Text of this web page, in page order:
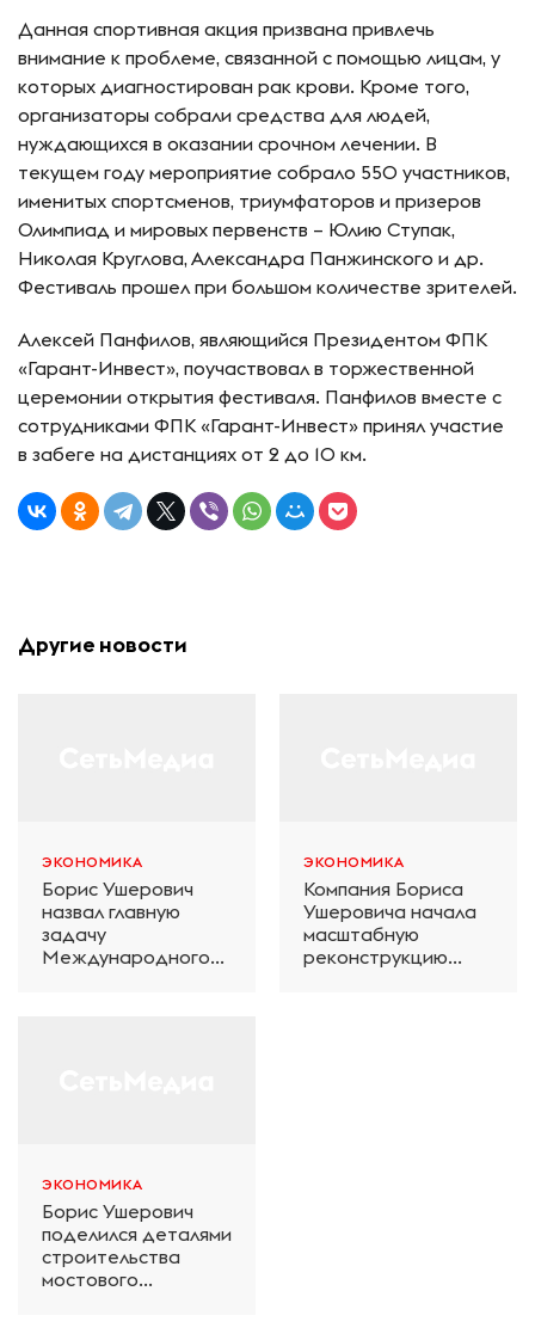
Данная спортивная акция призвана привлечь
внимание к проблеме, связанной с помощью лицам, у
которых диагностирован рак крови. Кроме того,
организаторы собрали средства для людей,
нуждающихся в оказании срочном лечении. В
текущем году мероприятие собрало 550 участников,
именитых спортсменов, триумфаторов и призеров
Олимпиад и мировых первенств – Юлию Ступак,
Николая Круглова, Александра Панжинского и др.
Фестиваль прошел при большом количестве зрителей.
Алексей Панфилов, являющийся Президентом ФПК
«Гарант-Инвест», поучаствовал в торжественной
церемонии открытия фестиваля. Панфилов вместе с
сотрудниками ФПК «Гарант-Инвест» принял участие
в забеге на дистанциях от 2 до 10 км.
Другие новости
ЭКОНОМИКА
Борис Ушерович
назвал главную
задачу
Международного
ЭКОНОМИКА
Компания Бориса
Ушеровича начала
масштабную
реконструкцию
ЭКОНОМИКА
Борис Ушерович
поделился деталями
строительства
мостового